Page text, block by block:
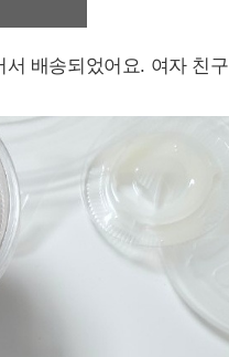
배송되었어요. 여자 친구